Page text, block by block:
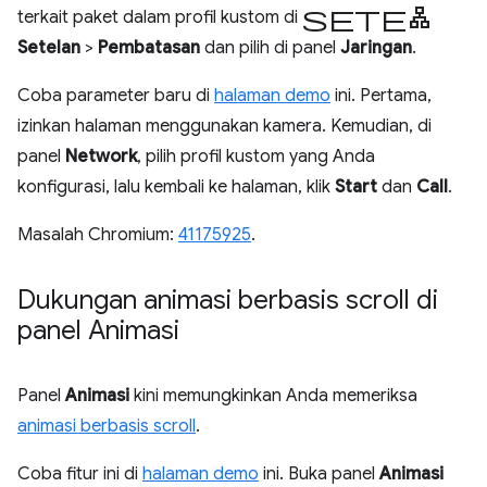
terkait paket dalam profil kustom di setelan
Setelan > Pembatasan dan pilih di panel Jaringan.
Coba parameter baru di halaman demo ini. Pertama,
izinkan halaman menggunakan kamera. Kemudian, di
panel Network, pilih profil kustom yang Anda
konfigurasi, lalu kembali ke halaman, klik Start dan Call.
Masalah Chromium: 41175925.
Dukungan animasi berbasis scroll di
panel Animasi
PanelAnimasi kini memungkinkan Anda memeriksa
animasi berbasis scroll.
Coba fitur ini di halaman demo ini. Buka panelAnimasi